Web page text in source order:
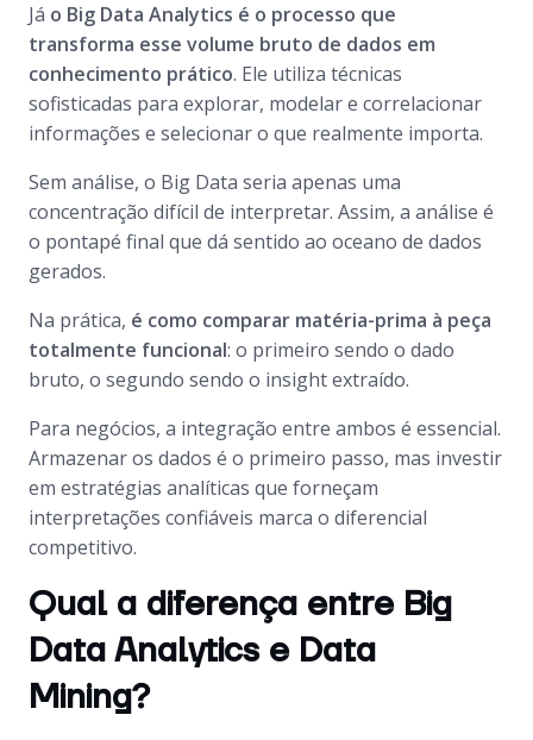
Já o Big Data Analytics é o processo que
transforma esse volume bruto de dados em
conhecimento prático. Ele utiliza técnicas
sofisticadas para explorar, modelar e correlacionar
informações e selecionar o que realmente importa.
Sem análise, o Big Data seria apenas uma
concentração difícil de interpretar. Assim, a análise é
o pontapé final que dá sentido ao oceano de dados
gerados.
Na prática, é como comparar matéria-prima à peça
totalmente funcional: o primeiro sendo o dado
bruto, o segundo sendo o insight extraído.
Para negócios, a integração entre ambos é essencial.
Armazenar os dados é o primeiro passo, mas investir
em estratégias analíticas que forneçam
interpretações confiáveis marca o diferencial
competitivo.
Qual a diferença entre Big
Data Analytics e Data
Mining?